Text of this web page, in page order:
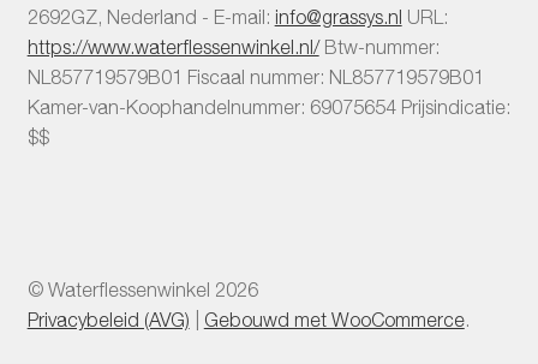
2692GZ, Nederland - E-mail: info@grassys.nl URL:
https://www.waterflessenwinkel.nl/ Btw-nummer:
NL857719579B01 Fiscaal nummer: NL857719579B01
Kamer-van-Koophandelnummer: 69075654 Prijsindicatie:
$$
© Waterflessenwinkel 2026
Privacybeleid (AVG)
Gebouwd met WooCommerce.